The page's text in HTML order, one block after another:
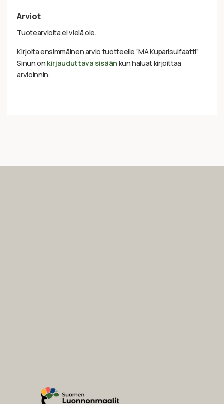
Arviot
Tuotearvioita ei vielä ole.
Kirjoita ensimmäinen arvio tuotteelle “MA Kuparisulfaatti”
Sinun on kirjauduttava sisään kun haluat kirjoittaa
arvioinnin.